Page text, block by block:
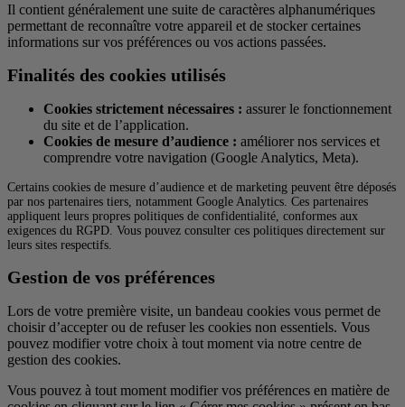
Il contient généralement une suite de caractères alphanumériques
permettant de reconnaître votre appareil et de stocker certaines
informations sur vos préférences ou vos actions passées.
Finalités des cookies utilisés
Cookies strictement nécessaires : assurer le fonctionnement
du site et de l’application.
Cookies de mesure d’audience : améliorer nos services et
comprendre votre navigation (Google Analytics, Meta).
Certains cookies de mesure d’audience et de marketing peuvent être déposés
par nos partenaires tiers, notamment Google Analytics. Ces partenaires
appliquent leurs propres politiques de confidentialité, conformes aux
exigences du RGPD. Vous pouvez consulter ces politiques directement sur
leurs sites respectifs.
Gestion de vos préférences
Lors de votre première visite, un bandeau cookies vous permet de
choisir d’accepter ou de refuser les cookies non essentiels. Vous
pouvez modifier votre choix à tout moment via notre centre de
gestion des cookies.
Vous pouvez à tout moment modifier vos préférences en matière de